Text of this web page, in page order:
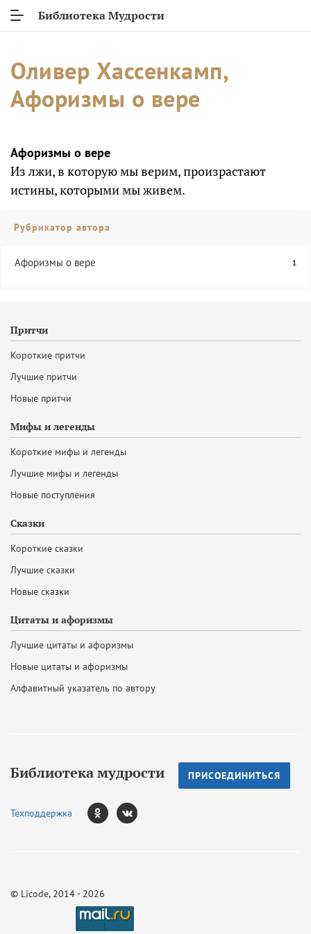
Библиотека Мудрости
Оливер Хассенкамп,
Афоризмы о вере
Афоризмы о вере
Из лжи, в которую мы верим, произрастают
истины, которыми мы живем.
Рубрикатор автора
Афоризмы о вере 1
Притчи
Короткие притчи
Лучшие притчи
Новые притчи
Мифы и легенды
Короткие мифы и легенды
Лучшие мифы и легенды
Новые поступления
Сказки
Короткие сказки
Лучшие сказки
Новые сказки
Цитаты и афоризмы
Лучшие цитаты и афоризмы
Новые цитаты и афоризмы
Алфавитный указатель по автору
Библиотека мудрости ПРИСОЕДИНИТЬСЯ
Техподдержка
© Licode, 2014 - 2026